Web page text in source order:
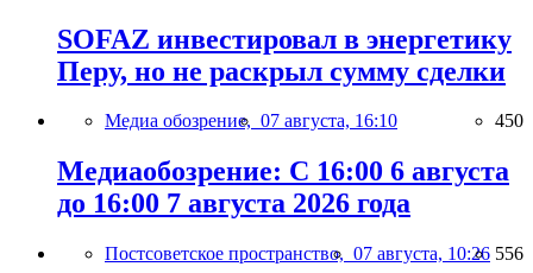
SOFAZ инвестировал в энергетику
Перу, но не раскрыл сумму сделки
Медиа обозрение, 07 августа, 16:10 450
Медиаобозрение: С 16:00 6 августа
до 16:00 7 августа 2026 года
Постсоветское пространство, 07 августа, 10:26 556